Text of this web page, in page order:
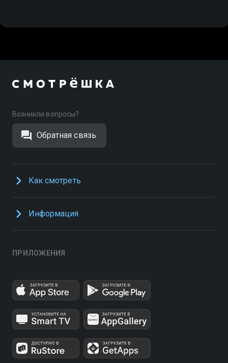
Возникли вопросы?
Обратная связь
Как смотреть
Информация
ПРИЛОЖЕНИЯ